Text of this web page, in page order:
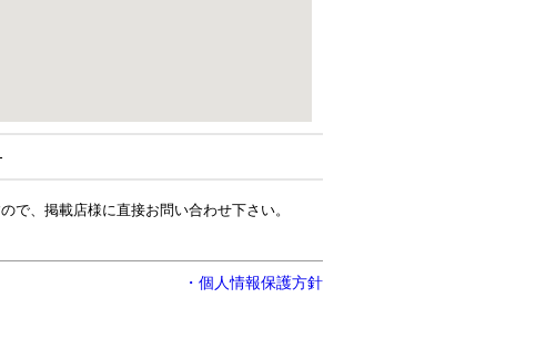
で、掲載店様に直接お問い合わせ下さい。
・個人情報保護方針